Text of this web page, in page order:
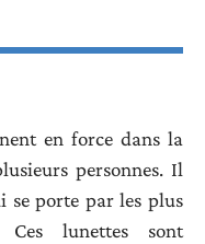
en force dans la
personnes. Il
se porte par les plus
lunettes sont